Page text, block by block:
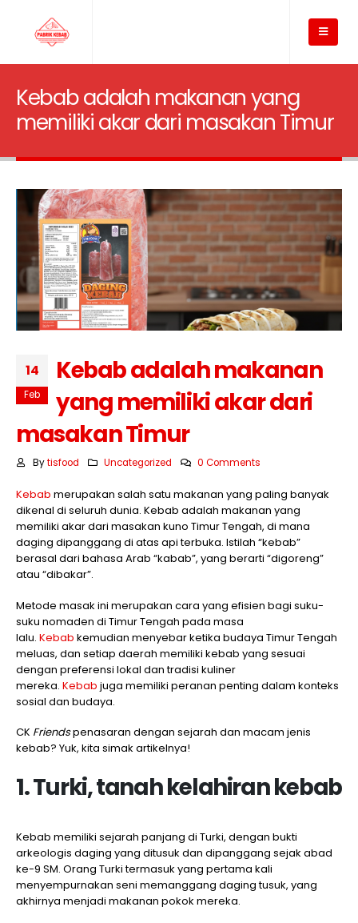
Kebab adalah makanan yang
memiliki akar dari masakan Timur
14
Feb
Kebab adalah makanan
yang memiliki akar dari
masakan Timur
By tisfood Uncategorized 0 Comments
Kebab merupakan salah satu makanan yang paling banyak
dikenal di seluruh dunia. Kebab adalah makanan yang
memiliki akar dari masakan kuno Timur Tengah, di mana
daging dipanggang di atas api terbuka. Istilah “kebab”
berasal dari bahasa Arab “kabab”, yang berarti “digoreng”
atau “dibakar”.
Metode masak ini merupakan cara yang efisien bagi suku-
suku nomaden di Timur Tengah pada masa
lalu. Kebab kemudian menyebar ketika budaya Timur Tengah
meluas, dan setiap daerah memiliki kebab yang sesuai
dengan preferensi lokal dan tradisi kuliner
mereka. Kebab juga memiliki peranan penting dalam konteks
sosial dan budaya.
CK Friendspenasaran dengan sejarah dan macam jenis
kebab? Yuk, kita simak artikelnya!
1. Turki, tanah kelahiran kebab
Kebab memiliki sejarah panjang di Turki, dengan bukti
arkeologis daging yang ditusuk dan dipanggang sejak abad
ke-9 SM. Orang Turki termasuk yang pertama kali
menyempurnakan seni memanggang daging tusuk, yang
akhirnya menjadi makanan pokok mereka.